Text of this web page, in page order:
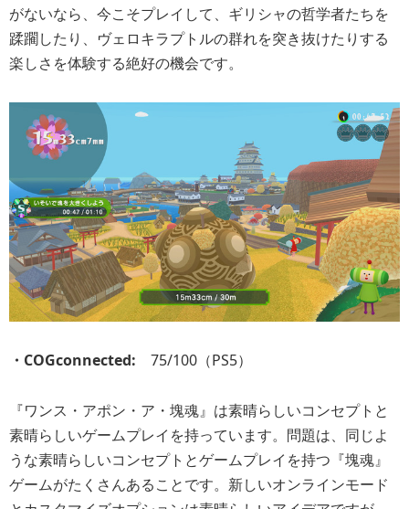
がないなら、今こそプレイして、ギリシャの哲学者たちを
蹂躙したり、ヴェロキラプトルの群れを突き抜けたりする
楽しさを体験する絶好の機会です。
・COGconnected: 75/100（PS5）
『ワンス・アポン・ア・塊魂』は素晴らしいコンセプトと
素晴らしいゲームプレイを持っています。問題は、同じよ
うな素晴らしいコンセプトとゲームプレイを持つ『塊魂』
ゲームがたくさんあることです。新しいオンラインモード